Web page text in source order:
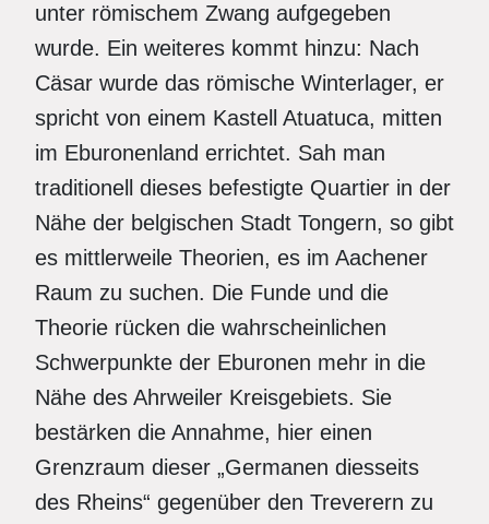
unter römischem Zwang aufgegeben
wurde. Ein weiteres kommt hinzu: Nach
Cäsar wurde das römische Winterlager, er
spricht von einem Kastell Atuatuca, mitten
im Eburonenland errichtet. Sah man
traditionell dieses befestigte Quartier in der
Nähe der belgischen Stadt Tongern, so gibt
es mittlerweile Theorien, es im Aachener
Raum zu suchen. Die Funde und die
Theorie rücken die wahrscheinlichen
Schwerpunkte der Eburonen mehr in die
Nähe des Ahrweiler Kreisgebiets. Sie
bestärken die Annahme, hier einen
Grenzraum dieser „Germanen diesseits
des Rheins“ gegenüber den Treverern zu